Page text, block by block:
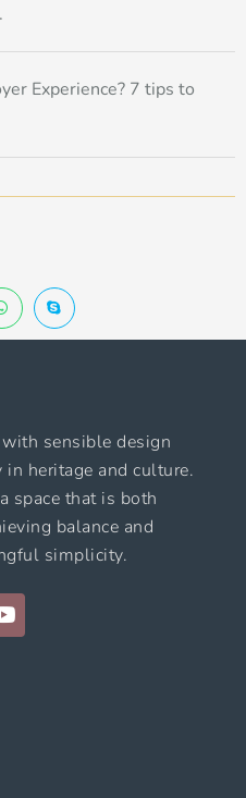
Experience? 7 tips to
sensible design
heritage and culture.
space that is both
balance and
simplicity.
Y
o
u